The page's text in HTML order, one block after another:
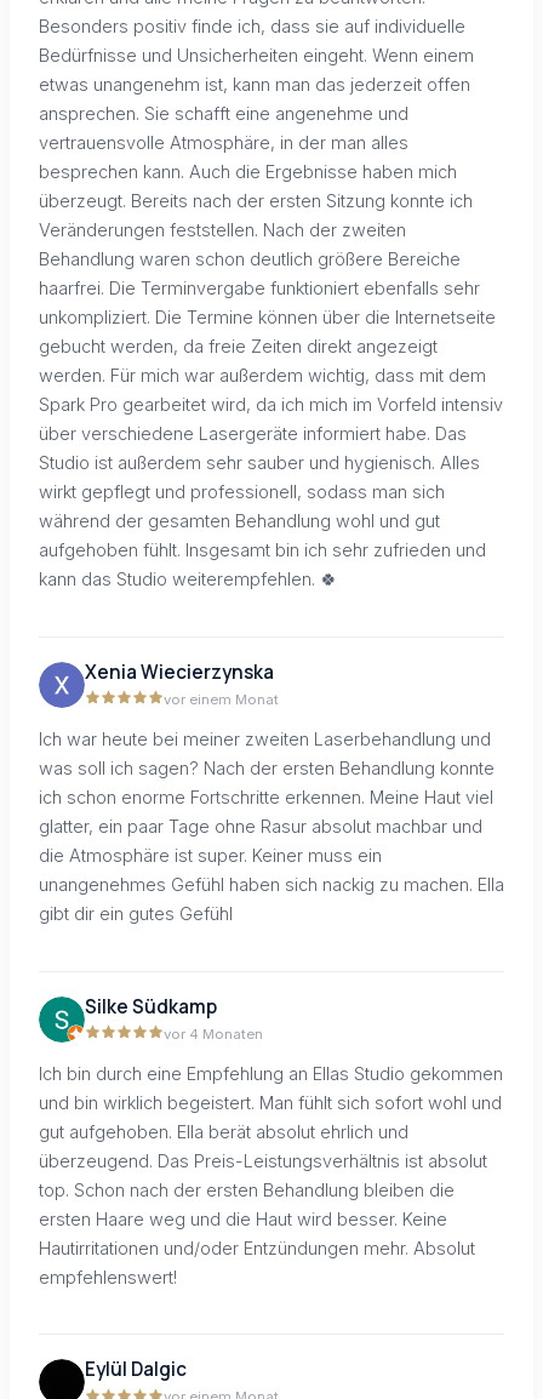
Besonders positiv finde ich, dass sie auf individuelle
Bedürfnisse und Unsicherheiten eingeht. Wenn einem
etwas unangenehm ist, kann man das jederzeit offen
ansprechen. Sie schafft eine angenehme und
vertrauensvolle Atmosphäre, in der man alles
besprechen kann. Auch die Ergebnisse haben mich
überzeugt. Bereits nach der ersten Sitzung konnte ich
Veränderungen feststellen. Nach der zweiten
Behandlung waren schon deutlich größere Bereiche
haarfrei. Die Terminvergabe funktioniert ebenfalls sehr
unkompliziert. Die Termine können über die Internetseite
gebucht werden, da freie Zeiten direkt angezeigt
werden. Für mich war außerdem wichtig, dass mit dem
Spark Pro gearbeitet wird, da ich mich im Vorfeld intensiv
über verschiedene Lasergeräte informiert habe. Das
Studio ist außerdem sehr sauber und hygienisch. Alles
wirkt gepflegt und professionell, sodass man sich
während der gesamten Behandlung wohl und gut
aufgehoben fühlt. Insgesamt bin ich sehr zufrieden und
kann das Studio weiterempfehlen. 🍀
Xenia Wiecierzynska
vor einem Monat
Ich war heute bei meiner zweiten Laserbehandlung und
was soll ich sagen? Nach der ersten Behandlung konnte
ich schon enorme Fortschritte erkennen. Meine Haut viel
glatter, ein paar Tage ohne Rasur absolut machbar und
die Atmosphäre ist super. Keiner muss ein
unangenehmes Gefühl haben sich nackig zu machen. Ella
gibt dir ein gutes Gefühl
Silke Südkamp
vor 4 Monaten
Ich bin durch eine Empfehlung an Ellas Studio gekommen
und bin wirklich begeistert. Man fühlt sich sofort wohl und
gut aufgehoben. Ella berät absolut ehrlich und
überzeugend. Das Preis-Leistungsverhältnis ist absolut
top. Schon nach der ersten Behandlung bleiben die
ersten Haare weg und die Haut wird besser. Keine
Hautirritationen und/oder Entzündungen mehr. Absolut
empfehlenswert!
Eylül Dalgic